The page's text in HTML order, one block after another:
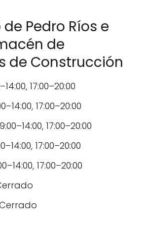
de Pedro Ríos e
de
de Construcción
17:00–20:00
17:00–20:00
17:00–20:00
17:00–20:00
17:00–20:00